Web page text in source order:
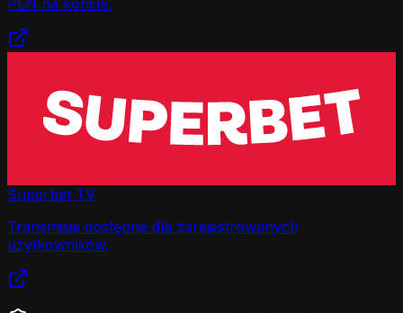
Superbet TV
Transmisje dostępne dla zarejestrowanych
użytkowników.